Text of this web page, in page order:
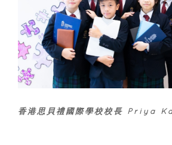
香港思貝禮國際學校校長 Priya